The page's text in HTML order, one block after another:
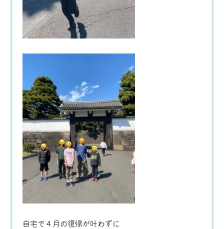
自宅で４月の復帰が叶わずに